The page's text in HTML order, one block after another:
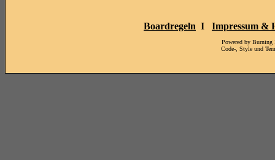
Boardregeln I Impressum &
Powered by
Code-, Style und